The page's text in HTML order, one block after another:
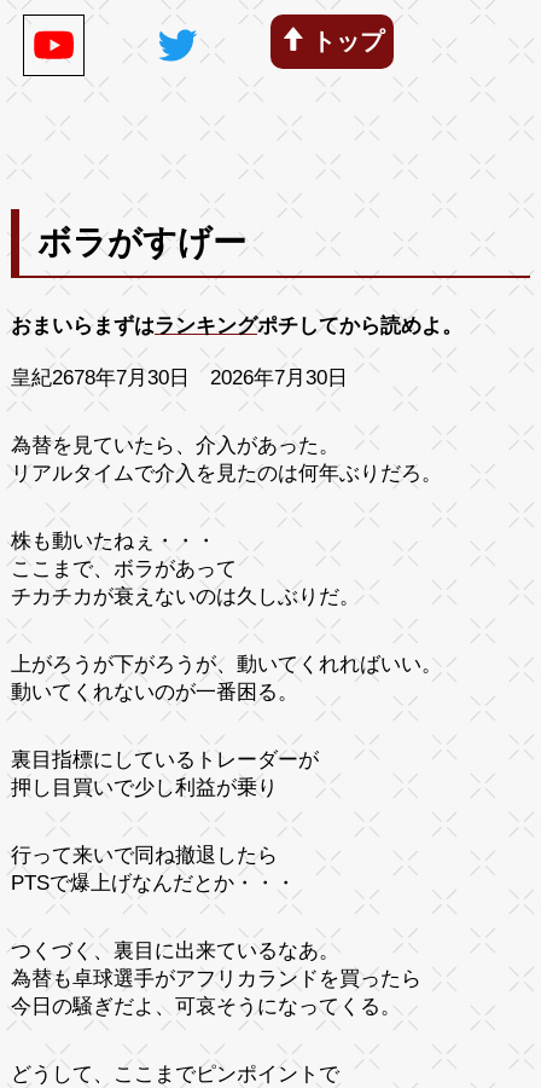
トップ
ボラがすげー
おまいらまずはランキングポチしてから読めよ。
皇紀2678年7月30日 2026年7月30日
為替を見ていたら、介入があった。
リアルタイムで介入を見たのは何年ぶりだろ。
株も動いたねぇ・・・
ここまで、ボラがあって
チカチカが衰えないのは久しぶりだ。
上がろうが下がろうが、動いてくれればいい。
動いてくれないのが一番困る。
裏目指標にしているトレーダーが
押し目買いで少し利益が乗り
行って来いで同ね撤退したら
PTSで爆上げなんだとか・・・
つくづく、裏目に出来ているなあ。
為替も卓球選手がアフリカランドを買ったら
今日の騒ぎだよ、可哀そうになってくる。
どうして、ここまでピンポイントで